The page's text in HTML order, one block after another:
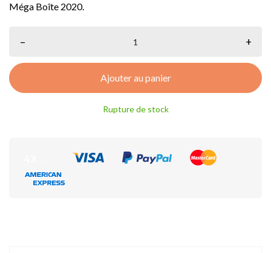
Méga Boîte 2020.
– +
Ajouter au panier
Rupture de stock